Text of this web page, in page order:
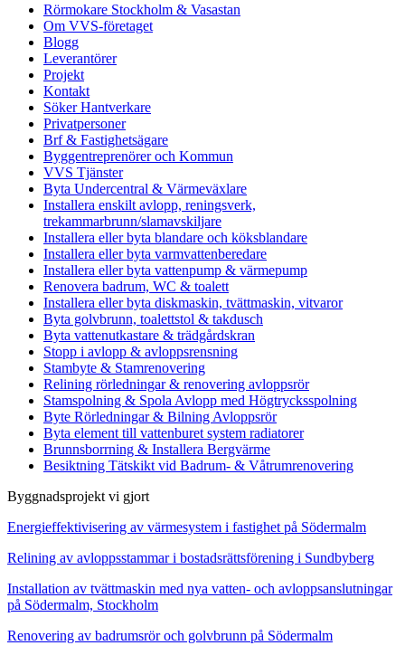
Rörmokare Stockholm & Vasastan
Om VVS-företaget
Blogg
Leverantörer
Projekt
Kontakt
Söker Hantverkare
Privatpersoner
Brf & Fastighetsägare
Byggentreprenörer och Kommun
VVS Tjänster
Byta Undercentral & Värmeväxlare
Installera enskilt avlopp, reningsverk,
trekammarbrunn/slamavskiljare
Installera eller byta blandare och köksblandare
Installera eller byta varmvattenberedare
Installera eller byta vattenpump & värmepump
Renovera badrum, WC & toalett
Installera eller byta diskmaskin, tvättmaskin, vitvaror
Byta golvbrunn, toalettstol & takdusch
Byta vattenutkastare & trädgårdskran
Stopp i avlopp & avloppsrensning
Stambyte & Stamrenovering
Relining rörledningar & renovering avloppsrör
Stamspolning & Spola Avlopp med Högtrycksspolning
Byte Rörledningar & Bilning Avloppsrör
Byta element till vattenburet system radiatorer
Brunnsborrning & Installera Bergvärme
Besiktning Tätskikt vid Badrum- & Våtrumrenovering
Byggnadsprojekt vi gjort
Energieffektivisering av värmesystem i fastighet på Södermalm
Relining av avloppsstammar i bostadsrättsförening i Sundbyberg
Installation av tvättmaskin med nya vatten- och avloppsanslutningar
på Södermalm, Stockholm
Renovering av badrumsrör och golvbrunn på Södermalm